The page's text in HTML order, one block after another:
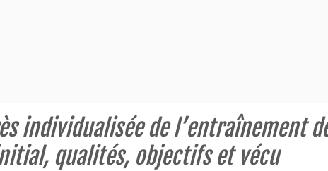
individualisée de l’entraînement
qualités, objectifs et vécu